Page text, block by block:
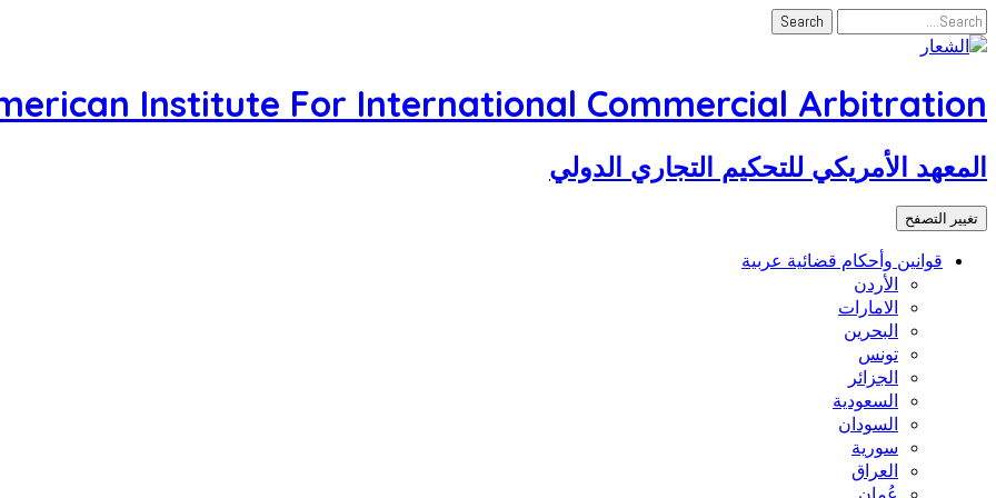
Institute For International Commercial Arbitration
المعهد الأمريكي للتحكيم التجاري الدولي
تغيير التصفح
قوانين وأحكام قضائية عربية
الأردن
الامارات
البحرين
تونس
الجزائر
السعودية
السودان
سورية
العراق